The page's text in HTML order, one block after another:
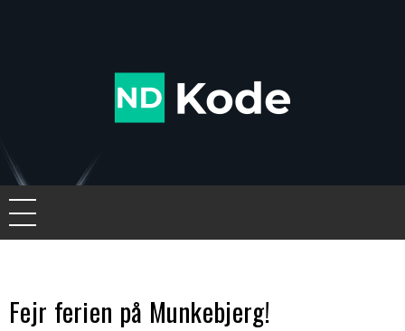
Fejr ferien på Munkebjerg!